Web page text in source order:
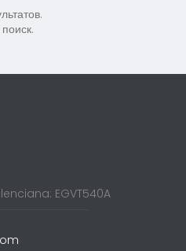
EGVT540A